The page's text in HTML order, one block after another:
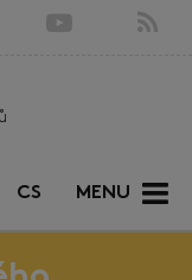
MENU
CS